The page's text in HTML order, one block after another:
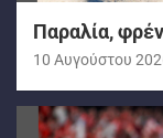
Παραλία,
10 Αυγούστου